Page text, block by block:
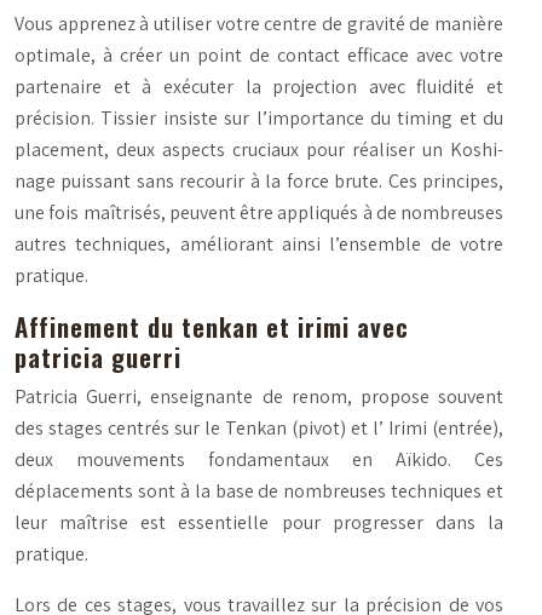
Vous apprenez à utiliser votre centre de gravité de manière
optimale, à créer un point de contact efficace avec votre
partenaire et à exécuter la projection avec fluidité et
précision. Tissier insiste sur l’importance du timing et du
placement, deux aspects cruciaux pour réaliser un Koshi-
nage puissant sans recourir à la force brute. Ces principes,
une fois maîtrisés, peuvent être appliqués à de nombreuses
autres techniques, améliorant ainsi l’ensemble de votre
pratique.
Affinement du tenkan et irimi avec
patricia guerri
Patricia Guerri, enseignante de renom, propose souvent
des stages centrés sur le Tenkan (pivot) et l’ Irimi (entrée),
deux mouvements fondamentaux en Aïkido. Ces
déplacements sont à la base de nombreuses techniques et
leur maîtrise est essentielle pour progresser dans la
pratique.
Lors de ces stages, vous travaillez sur la précision de vos